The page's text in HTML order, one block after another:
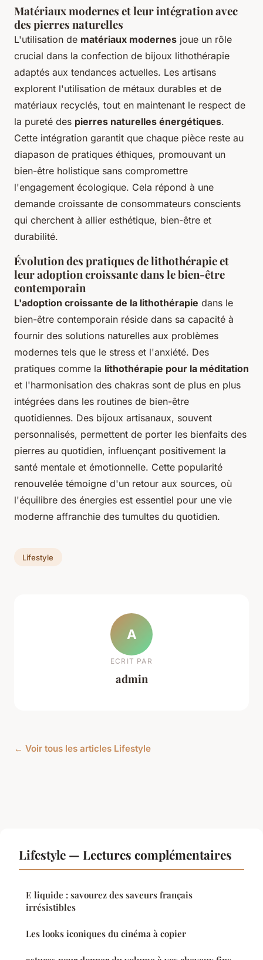
Matériaux modernes et leur intégration avec
des pierres naturelles
L'utilisation de matériaux modernes joue un rôle
crucial dans la confection de bijoux lithothérapie
adaptés aux tendances actuelles. Les artisans
explorent l'utilisation de métaux durables et de
matériaux recyclés, tout en maintenant le respect de
la pureté des pierres naturelles énergétiques.
Cette intégration garantit que chaque pièce reste au
diapason de pratiques éthiques, promouvant un
bien-être holistique sans compromettre
l'engagement écologique. Cela répond à une
demande croissante de consommateurs conscients
qui cherchent à allier esthétique, bien-être et
durabilité.
Évolution des pratiques de lithothérapie et
leur adoption croissante dans le bien-être
contemporain
L'adoption croissante de la lithothérapie dans le
bien-être contemporain réside dans sa capacité à
fournir des solutions naturelles aux problèmes
modernes tels que le stress et l'anxiété. Des
pratiques comme la lithothérapie pour la méditation
et l'harmonisation des chakras sont de plus en plus
intégrées dans les routines de bien-être
quotidiennes. Des bijoux artisanaux, souvent
personnalisés, permettent de porter les bienfaits des
pierres au quotidien, influençant positivement la
santé mentale et émotionnelle. Cette popularité
renouvelée témoigne d'un retour aux sources, où
l'équilibre des énergies est essentiel pour une vie
moderne affranchie des tumultes du quotidien.
Lifestyle
A
ECRIT PAR
admin
← Voir tous les articles Lifestyle
Lifestyle — Lectures complémentaires
E liquide : savourez des saveurs français
irrésistibles
Les looks iconiques du cinéma à copier